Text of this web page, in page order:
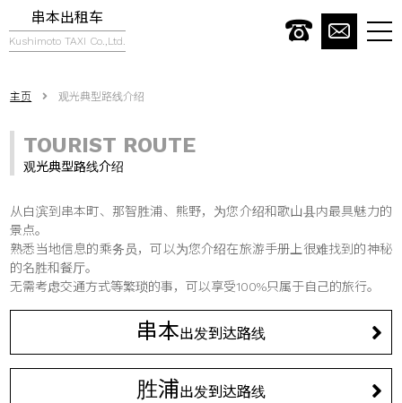
串本出租车
Kushimoto TAXI Co.,Ltd.
主页 观光典型路线介绍
TOURIST ROUTE
观光典型路线介绍
从白滨到串本町、那智胜浦、熊野，为您介绍和歌山县内最具魅力的
景点。
熟悉当地信息的乘务员，可以为您介绍在旅游手册上很难找到的神秘
的名胜和餐厅。
无需考虑交通方式等繁琐的事，可以享受100%只属于自己的旅行。
串本出发到达路线
胜浦出发到达路线